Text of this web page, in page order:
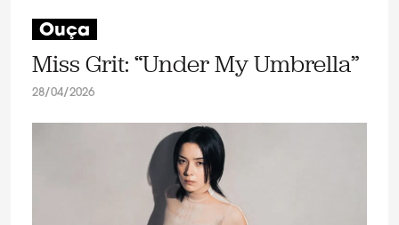
Ouça
Miss Grit: “Under My Umbrella”
28/04/2026